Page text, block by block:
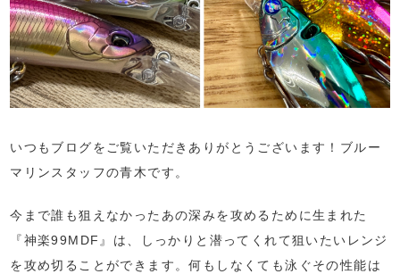
いつもブログをご覧いただきありがとうございます！ブルー
マリンスタッフの青木です。
今まで誰も狙えなかったあの深みを攻めるために生まれた
『神楽99MDF』は、しっかりと潜ってくれて狙いたいレンジ
を攻め切ることができます。何もしなくても泳ぐその性能は